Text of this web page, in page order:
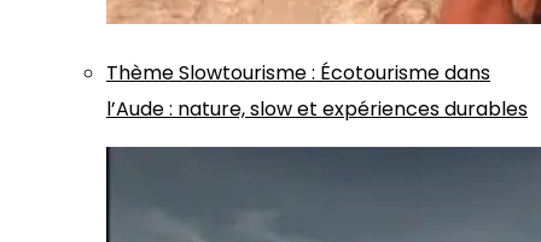
ThèmeSlowtourisme: Écotourisme dans
l’Aude : nature, slow et expériences durables